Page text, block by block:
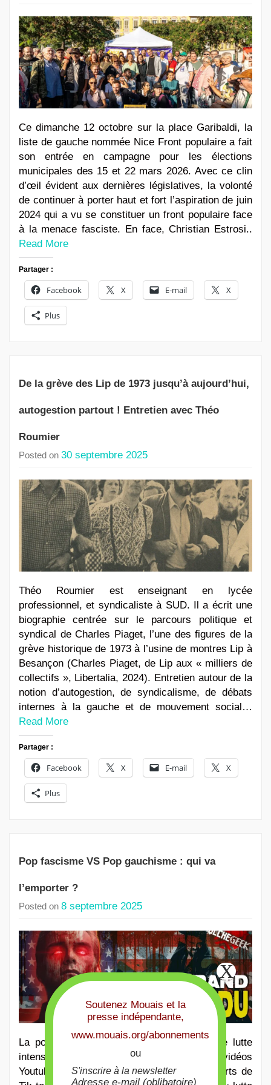
Ce dimanche 12 octobre sur la place Garibaldi, la
liste de gauche nommée Nice Front populaire a fait
son entrée en campagne pour les élections
municipales des 15 et 22 mars 2026. Avec ce clin
d’œil évident aux dernières législatives, la volonté
de continuer à porter haut et fort l’aspiration de juin
2024 qui a vu se constituer un front populaire face
à la menace fasciste. En face, Christian Estrosi..
Read More
Partager :
Facebook X E-mail X
Plus
De la grève des Lip de 1973 jusqu’à aujourd’hui,
autogestion partout ! Entretien avec Théo
Roumier
Posted on 30 septembre 2025
Théo Roumier est enseignant en lycée
professionnel, et syndicaliste à SUD. Il a écrit une
biographie centrée sur le parcours politique et
syndical de Charles Piaget, l’une des figures de la
grève historique de 1973 à l’usine de montres Lip à
Besançon (Charles Piaget, de Lip aux « milliers de
collectifs », Libertalia, 2024). Entretien autour de la
notion d’autogestion, de syndicalisme, de débats
internes à la gauche et de mouvement social…
Read More
Partager :
Facebook X E-mail X
Plus
Pop fascisme VS Pop gauchisme : qui va
l’emporter ?
Posted on 8 septembre 2025
La pop culture est devenue le terrain d’une lutte
intense, qui se joue à coups de memes, de vidéos
Youtube, de stories d’influenceurs et de shorts de
Soutenez Mouais et la
presse indépendante,
www.mouais.org/abonnements
ou
S'inscrire à la newsletter
Adresse e-mail (oblibatoire)